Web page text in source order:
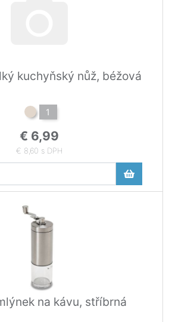
kuchyňský nůž, béžová
1
€ 6,99
€ 8,60 s DPH
na kávu, stříbrná